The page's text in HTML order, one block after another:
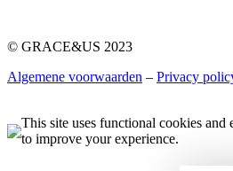
© GRACE&US 2023
Algemene voorwaarden – Privacy
This site uses functional cookies and
to improve your experience.